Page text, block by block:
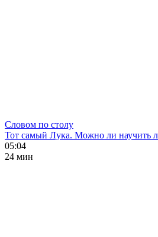
Словом по столу
Тот самый Лука. Можно ли научить
05:04
24 мин